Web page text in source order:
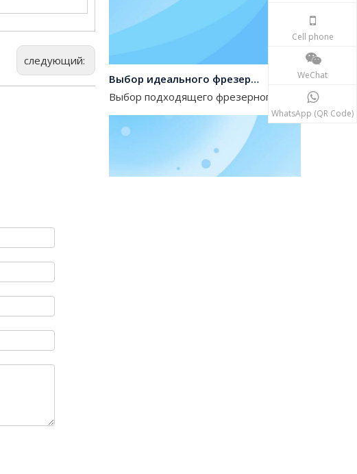
следующий:
Выбор идеального фрезерного земснаряда для производителей пескоуглубительных машин
Выбор подходящего фрезерного земснаряда
Cell phone
WeChat
WhatsApp (QR Code)